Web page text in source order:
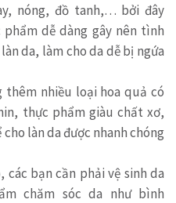
nóng, đồ tanh,… bởi đây
dễ dàng gây nên tình
da, làm cho da dễ bị ngứa
nhiều loại hoa quả có
thực phẩm giàu chất xơ,
làn da được nhanh chóng
các bạn cần phải vệ sinh da
chăm sóc da như bình